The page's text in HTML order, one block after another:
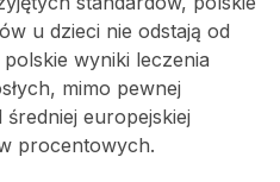
u dzieci nie odstają od
wyniki leczenia
mimo pewnej
europejskiej
procentowych.